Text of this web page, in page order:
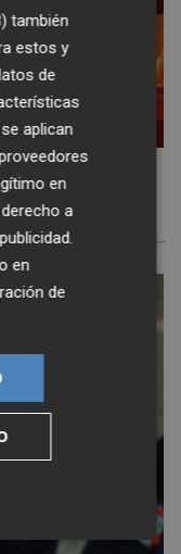
escuela
también
estos y
de
aplican
en
a
en
de